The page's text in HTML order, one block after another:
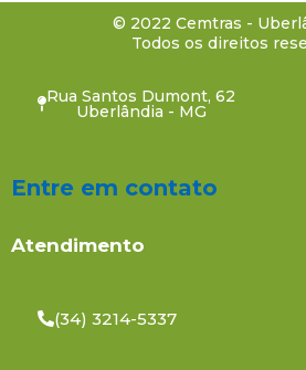
© 2022 Cemtras -
Todos os direitos
Rua Santos Dumont, 62
Uberlândia - MG
Entre em contato
Atendimento
(34) 3214-5337